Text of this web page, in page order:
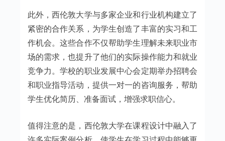
此外，西伦敦大学与多家企业和行业机构建立了
紧密的合作关系，为学生创造了丰富的实习和工
作机会。这些合作不仅帮助学生理解未来职业市
场的需求，也提升了他们的实际操作能力和就业
竞争力。学校的职业发展中心会定期举办招聘会
和职业指导活动，提供一对一的咨询服务，帮助
学生优化简历、准备面试，增强求职信心。
值得注意的是，西伦敦大学在课程设计中融入了